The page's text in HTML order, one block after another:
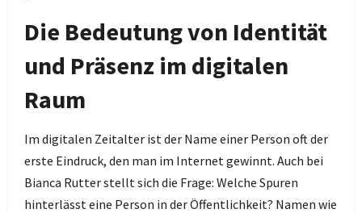
Die Bedeutung von Identität
und Präsenz im digitalen
Raum
Im digitalen Zeitalter ist der Name einer Person oft der
erste Eindruck, den man im Internet gewinnt. Auch bei
Bianca Rutter stellt sich die Frage: Welche Spuren
hinterlässt eine Person in der Öffentlichkeit? Namen wie